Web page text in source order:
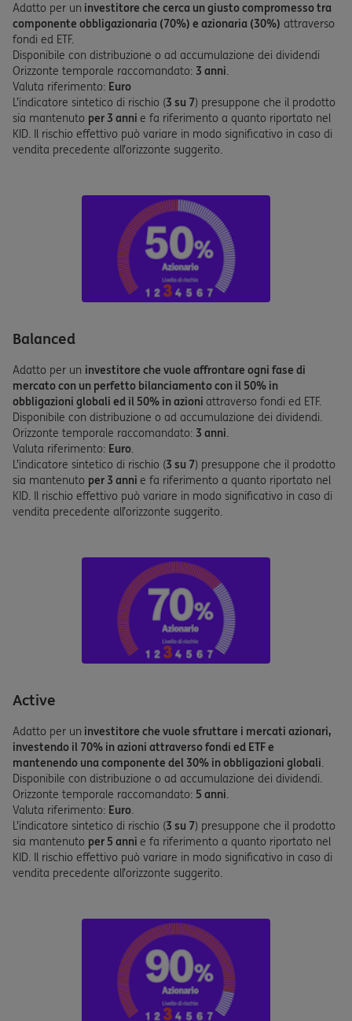
Adatto per un investitore che cerca un giusto compromesso tra
componente obbligazionaria (70%) e azionaria (30%) attraverso
fondi ed ETF.
Disponibile con distribuzione o ad accumulazione dei dividendi
Orizzonte temporale raccomandato: 3 anni.
Valuta riferimento: Euro
L’indicatore sintetico di rischio (3 su 7) presuppone che il prodotto
sia mantenuto per 3 anni e fa riferimento a quanto riportato nel
KID. Il rischio effettivo può variare in modo significativo in caso di
vendita precedente all’orizzonte suggerito.
Balanced
Adatto per un investitore che vuole affrontare ogni fase di
mercato con un perfetto bilanciamento con il 50% in
obbligazioni globali ed il 50% in azioni attraverso fondi ed ETF.
Disponibile con distribuzione o ad accumulazione dei dividendi.
Orizzonte temporale raccomandato: 3 anni.
Valuta riferimento: Euro.
L’indicatore sintetico di rischio (3 su 7) presuppone che il prodotto
sia mantenuto per 3 anni e fa riferimento a quanto riportato nel
KID. Il rischio effettivo può variare in modo significativo in caso di
vendita precedente all’orizzonte suggerito.
Active
Adatto per un investitore che vuole sfruttare i mercati azionari,
investendo il 70% in azioni attraverso fondi ed ETF e
mantenendo una componente del 30% in obbligazioni globali.
Disponibile con distribuzione o ad accumulazione dei dividendi.
Orizzonte temporale raccomandato: 5 anni.
Valuta riferimento: Euro.
L’indicatore sintetico di rischio (3 su 7) presuppone che il prodotto
sia mantenuto per 5 anni e fa riferimento a quanto riportato nel
KID. Il rischio effettivo può variare in modo significativo in caso di
vendita precedente all’orizzonte suggerito.